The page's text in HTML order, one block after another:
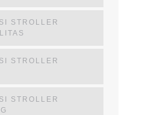
STROLLER
STROLLER
STROLLER